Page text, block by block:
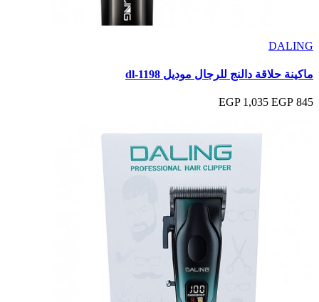
DALING
ماكينة حلاقة دالنج للرجال موديل dl-1198
845 EGP
1,035 EGP